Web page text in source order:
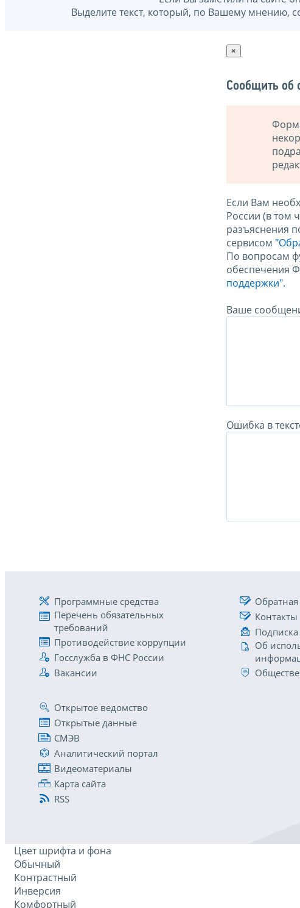
Выделите текст, который, по Вашему мнению,
×
Сообщить об
Если Вам
России (в том
разъяснения
сервисом
По вопросам
обеспечения
поддержки".
Ваше
Ошибка в
Программные средства
Перечень обязательных
требований
Противодействие коррупции
Госслужба в ФНС России
Вакансии
Обратная
Контакты
Об
Открытое ведомство
Открытые данные
СМЭВ
Аналитический портал
Видеоматериалы
Карта сайта
RSS
Цвет шрифта и фона
Обычный
Контрастный
Инверсия
Комфортный